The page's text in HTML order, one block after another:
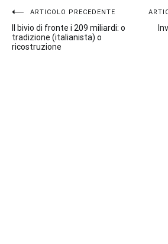
Navigazione
articoli
ARTICOLO PRECEDENTE
Il bivio di fronte i 209 miliardi: o
tradizione (italianista) o
ricostruzione